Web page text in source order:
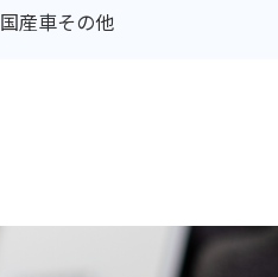
国産車その他